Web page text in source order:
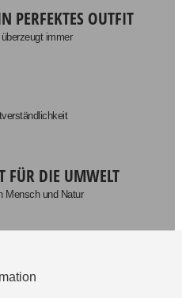
PERFEKTES OUTFIT
immer
FÜR DIE UMWELT
Mensch und Natur